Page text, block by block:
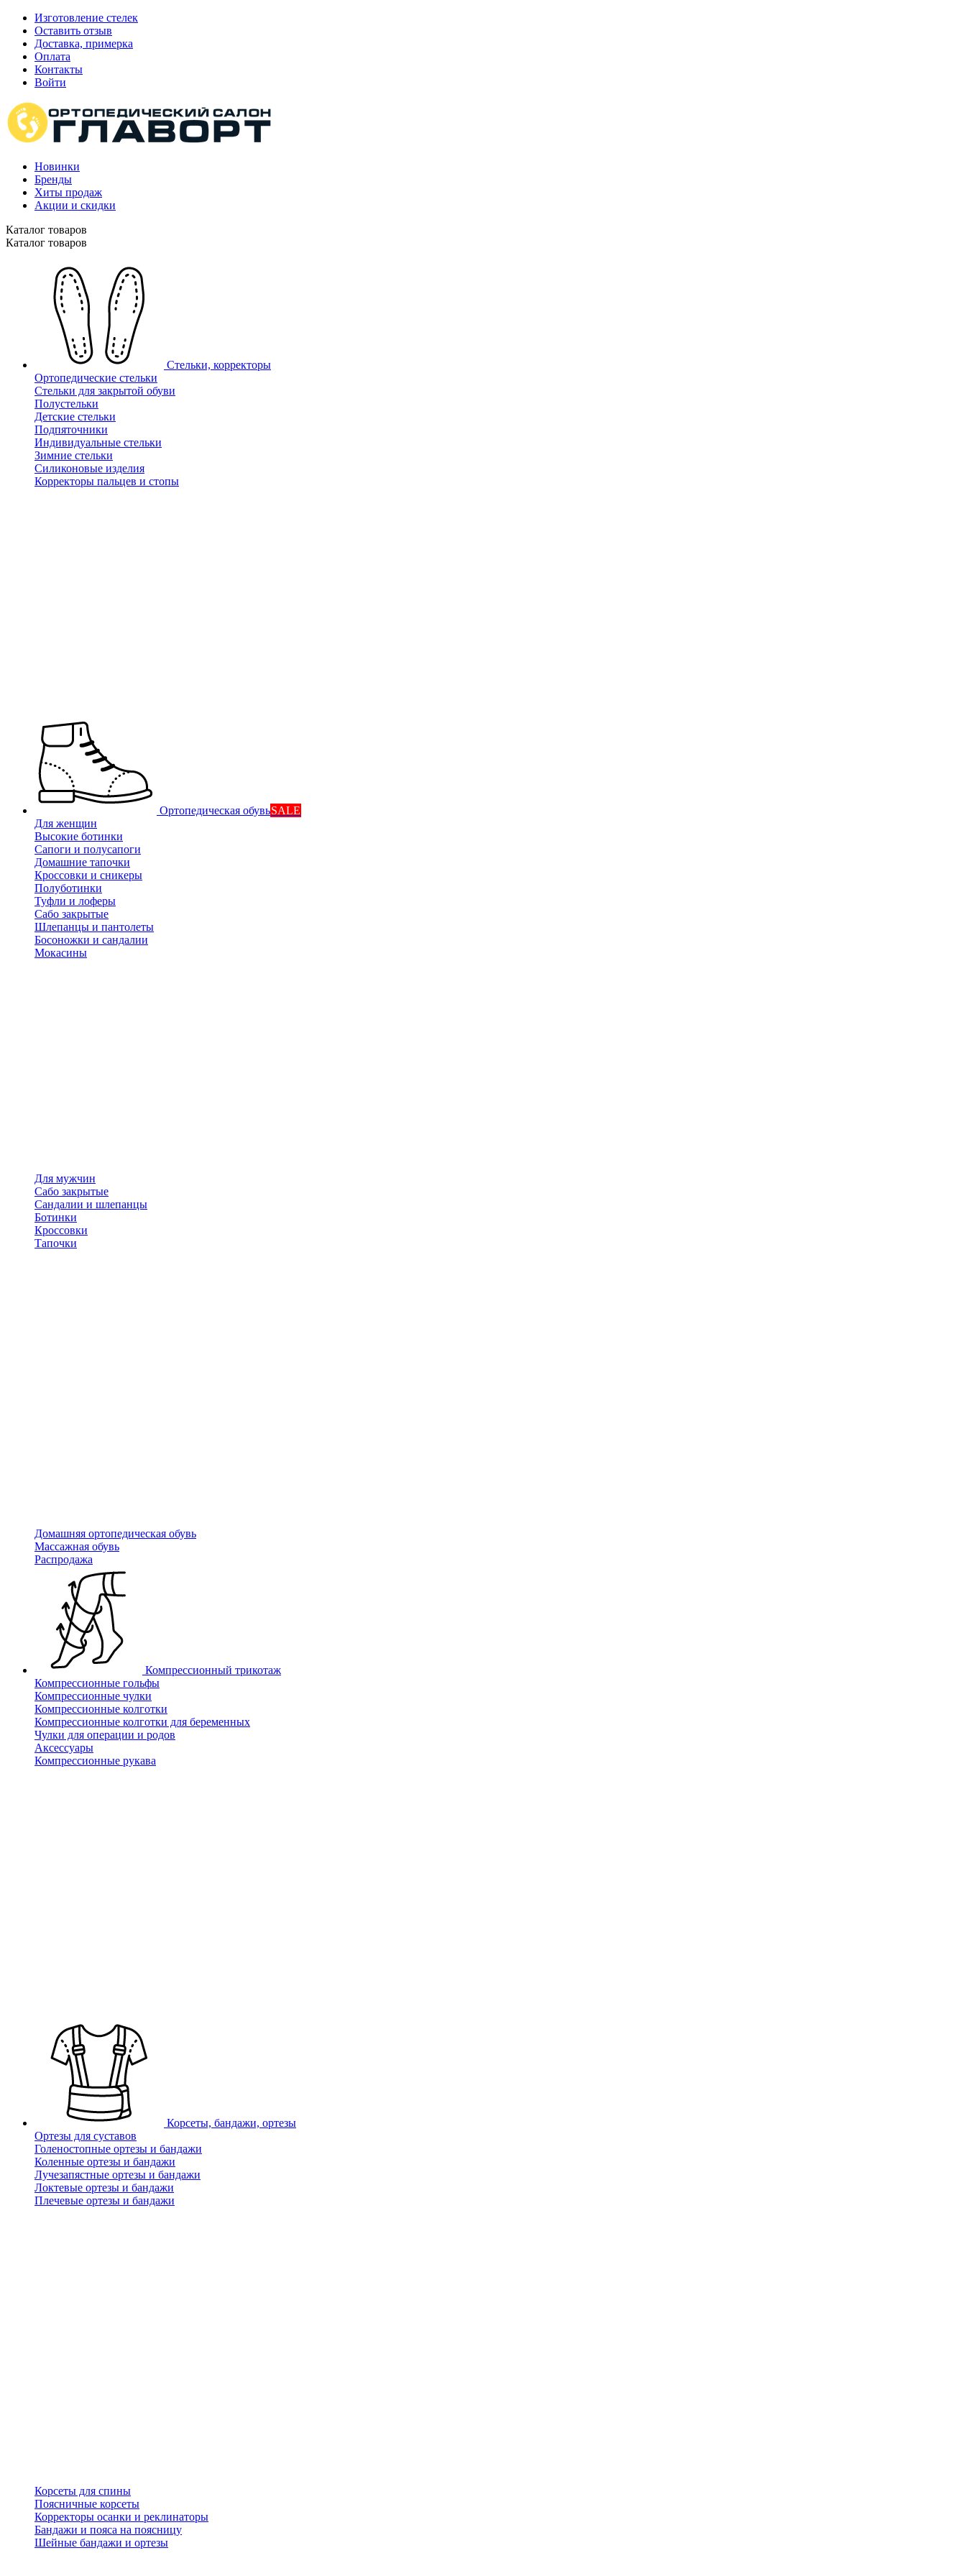
Изготовление стелек
Оставить отзыв
Доставка, примерка
Оплата
Контакты
Войти
Новинки
Бренды
Хиты продаж
Акции и скидки
Каталог товаров
Каталог товаров
Стельки, корректоры
Ортопедические стельки
Стельки для закрытой обуви
Полустельки
Детские стельки
Подпяточники
Индивидуальные стельки
Зимние стельки
Силиконовые изделия
Корректоры пальцев и стопы
Ортопедическая обувьSALE
Для женщин
Высокие ботинки
Сапоги и полусапоги
Домашние тапочки
Кроссовки и сникеры
Полуботинки
Туфли и лоферы
Сабо закрытые
Шлепанцы и пантолеты
Босоножки и сандалии
Мокасины
Для мужчин
Сабо закрытые
Сандалии и шлепанцы
Ботинки
Кроссовки
Тапочки
Домашняя ортопедическая обувь
Массажная обувь
Распродажа
Компрессионный трикотаж
Компрессионные гольфы
Компрессионные чулки
Компрессионные колготки
Компрессионные колготки для беременных
Чулки для операции и родов
Аксессуары
Компрессионные рукава
Корсеты, бандажи, ортезы
Ортезы для суставов
Голеностопные ортезы и бандажи
Коленные ортезы и бандажи
Лучезапястные ортезы и бандажи
Локтевые ортезы и бандажи
Плечевые ортезы и бандажи
Корсеты для спины
Поясничные корсеты
Корректоры осанки и реклинаторы
Бандажи и пояса на поясницу
Шейные бандажи и ортезы